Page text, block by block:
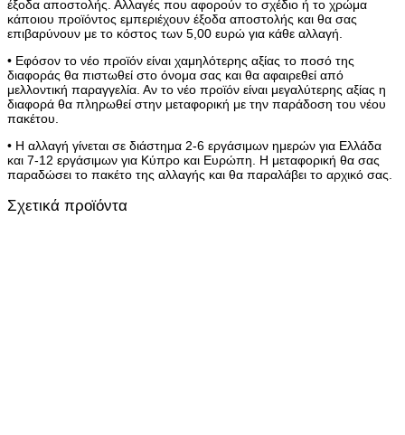
έξοδα αποστολής. Αλλαγές που αφορούν το σχέδιο ή το χρώμα
κάποιου προϊόντος εμπεριέχουν έξοδα αποστολής και θα σας
επιβαρύνουν με το κόστος των 5,00 ευρώ για κάθε αλλαγή.
• Εφόσον το νέο προϊόν είναι χαμηλότερης αξίας το ποσό της
διαφοράς θα πιστωθεί στο όνομα σας και θα αφαιρεθεί από
μελλοντική παραγγελία. Αν το νέο προϊόν είναι μεγαλύτερης αξίας η
διαφορά θα πληρωθεί στην μεταφορική με την παράδοση του νέου
πακέτου.
• Η αλλαγή γίνεται σε διάστημα 2-6 εργάσιμων ημερών για Ελλάδα
και 7-12 εργάσιμων για Κύπρο και Ευρώπη. Η μεταφορική θα σας
παραδώσει το πακέτο της αλλαγής και θα παραλάβει το αρχικό σας.
Σχετικά προϊόντα